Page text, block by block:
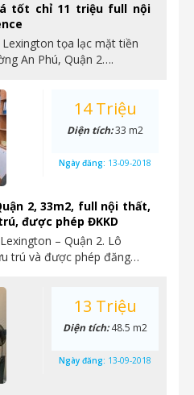
tốt chỉ 11 triệu full nội
tọa lạc mặt tiền
An Phú, Quận 2….
2, 33m2, full nội thất,
được phép ĐKKD
– Quận 2. Lô
trú và được phép đăng…
14 Triệu
Diện tích:33 m2
Ngày đăng: 13-09-2018
13 Triệu
Diện tích:48.5 m2
Ngày đăng: 13-09-2018